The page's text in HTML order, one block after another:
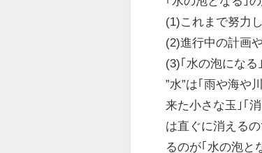
(1)これまで努力
(2)進行中の計画
(3)｢水の泡になる
”水”は｢雨や海や
来た小さな玉｣｢
は直ぐに消える
るのが｢水の泡と